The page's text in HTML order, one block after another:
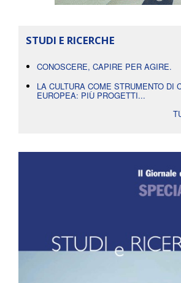
STUDI E RICERCHE
CONOSCERE, CAPIRE PER AGIRE.
LA CULTURA COME STRUMENTO DI
EUROPEA: PIÙ PROGETTI...